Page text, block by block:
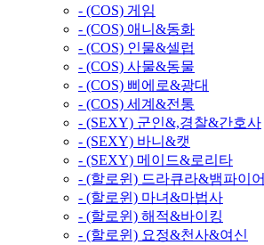
- (COS) 게임
- (COS) 애니&동화
- (COS) 인물&셀럽
- (COS) 사물&동물
- (COS) 삐에로&광대
- (COS) 세계&전통
- (SEXY) 군인&,경찰&간호사
- (SEXY) 바니&캣
- (SEXY) 메이드&로리타
- (할로윈) 드라큐라&뱀파이어
- (할로윈) 마녀&마법사
- (할로윈) 해적&바이킹
- (할로윈) 요정&천사&여신